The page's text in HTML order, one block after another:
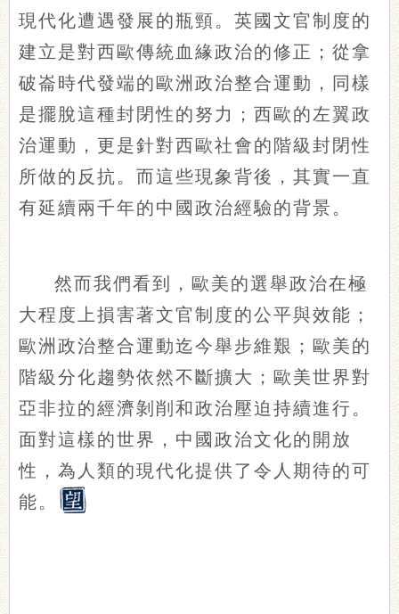
現代化遭遇發展的瓶頸。英國文官制度的
建立是對西歐傳統血緣政治的修正；從拿
破崙時代發端的歐洲政治整合運動，同樣
是擺脫這種封閉性的努力；西歐的左翼政
治運動，更是針對西歐社會的階級封閉性
所做的反抗。而這些現象背後，其實一直
有延續兩千年的中國政治經驗的背景。
然而我們看到，歐美的選舉政治在極
大程度上損害著文官制度的公平與效能；
歐洲政治整合運動迄今舉步維艱；歐美的
階級分化趨勢依然不斷擴大；歐美世界對
亞非拉的經濟剝削和政治壓迫持續進行。
面對這樣的世界，中國政治文化的開放
性，為人類的現代化提供了令人期待的可
能。